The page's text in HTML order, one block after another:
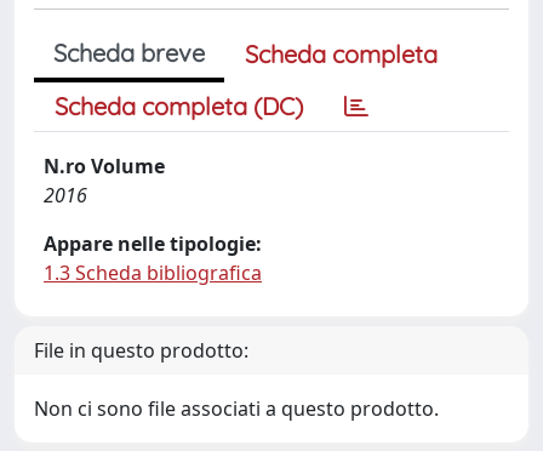
Scheda breve
Scheda completa
Scheda completa (DC)
N.ro Volume
2016
Appare nelle tipologie:
1.3 Scheda bibliografica
File in questo prodotto:
Non ci sono file associati a questo prodotto.